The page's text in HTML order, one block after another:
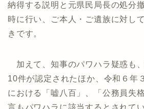
納得する説明と元県民局長の処分
時に行い、ご本人・ご遺族に対し
きです。
加えて、知事のパワハラ疑惑も
10件が認定されたほか、令和６年
における「嘘八百」、「公務員失
言もパワハラに該当するとされて